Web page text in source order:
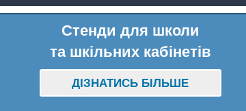
Стенди для школи
та шкільних кабінетів
ДІЗНАТИСЬ БІЛЬШЕ